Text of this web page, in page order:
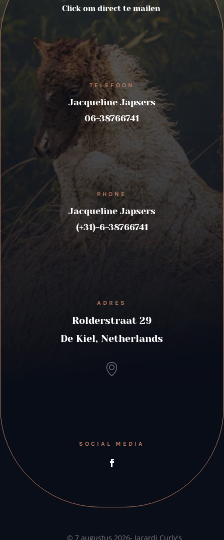
Click om direct te mailen
TELEFOON
Jacqueline Japsers
06-38766741
PHONE
Jacqueline Japsers
(+31)-6-38766741
ADRES
Rolderstraat 29
De Kiel, Netherlands
SOCIAL MEDIA
© 7 augustus 2026- Jacardi Curly's